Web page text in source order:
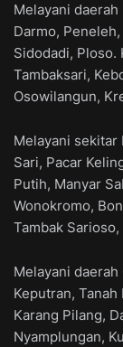
Melayani
Darmo,
Sidodadi, Ploso.
Tambaksari,
Osowilangun,
Melayani sekitar
Sari, Pacar
Putih, Manyar
Wonokromo,
Tambak
Melayani daerah
Keputran,
Karang Pilang,
Nyamplungan,